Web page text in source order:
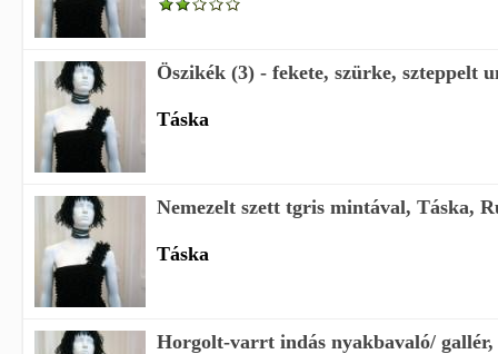
Öszikék (3) - fekete, szürke, szteppelt
Táska
Nemezelt szett tgris mintával, Táska,
Táska
Horgolt-varrt indás nyakbavaló/